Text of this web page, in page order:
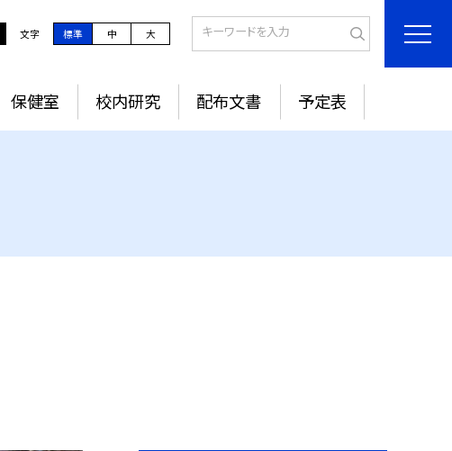
文字 標準 中 大
保健室 校内研究 配布文書 予定表